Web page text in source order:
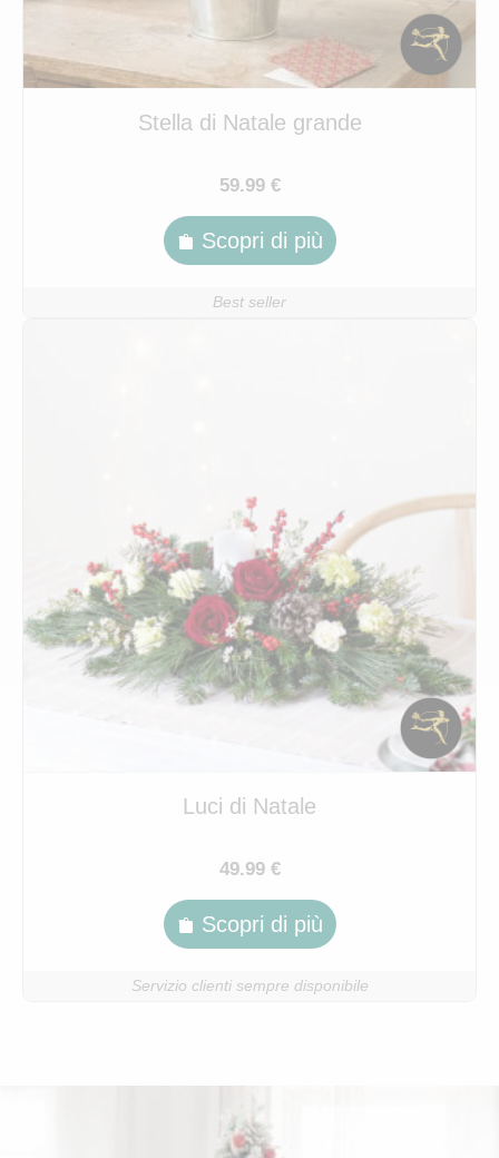
Stella di Natale grande
59.99 €
Scopri di più
Best seller
Luci di Natale
49.99 €
Scopri di più
Servizio clienti sempre disponibile